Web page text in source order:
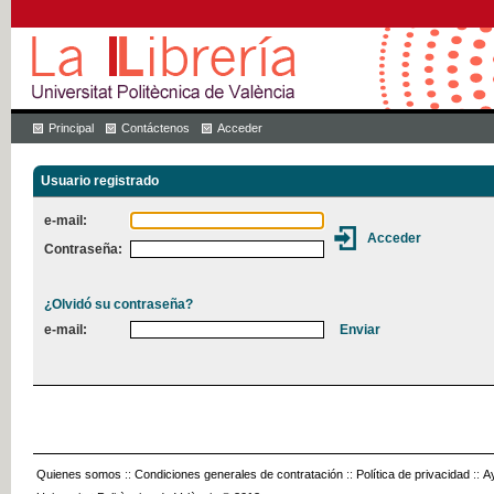
Principal Contáctenos Acceder
Usuario registrado
e-mail:
Contraseña:
¿Olvidó su contraseña?
e-mail:
Quienes somos :: Condiciones generales de contratación :: Política de privacidad ::